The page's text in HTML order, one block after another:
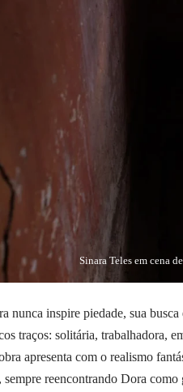
Sinara Teles em cena
nunca inspire piedade, sua
traços: solitária, trabalhadora,
apresenta com o realismo
sempre reencontrando Dora